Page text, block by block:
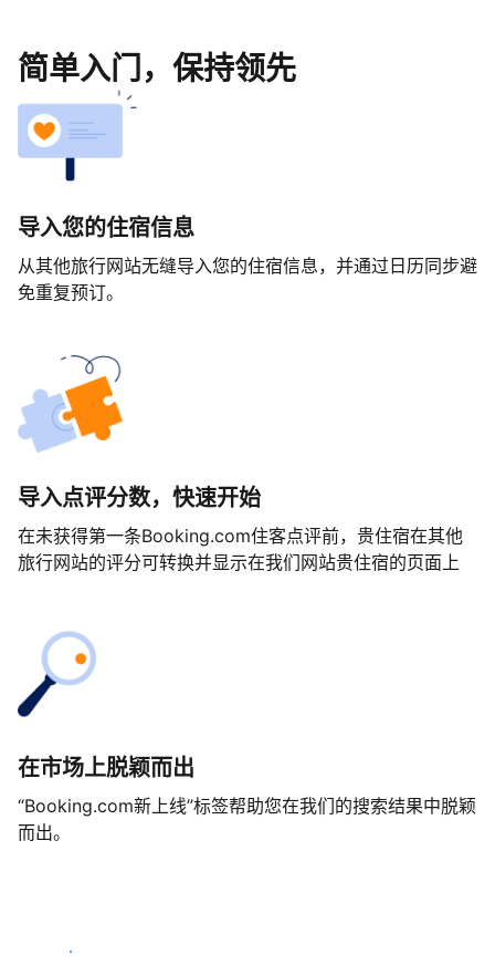
简单入门，保持领先
导入您的住宿信息
从其他旅行网站无缝导入您的住宿信息，并通过日历同步避
免重复预订。
导入点评分数，快速开始
在未获得第一条Booking.com住客点评前，贵住宿在其他
旅行网站的评分可转换并显示在我们网站贵住宿的页面上
在市场上脱颖而出
“Booking.com新上线”标签帮助您在我们的搜索结果中脱颖
而出。
马上开始